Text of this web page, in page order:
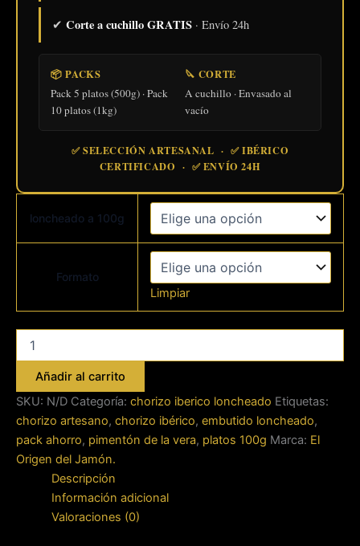
✔ Corte a cuchillo GRATIS · Envío 24h
📦 PACKS
Pack 5 platos (500g) · Pack
10 platos (1kg)
🔪 CORTE
A cuchillo · Envasado al
vacío
✅ SELECCIÓN ARTESANAL · ✅ IBÉRICO
CERTIFICADO · ✅ ENVÍO 24H
loncheado a 100g
Formato
Limpiar
Ibérico
cantidad
Añadir al carrito
SKU: N/D Categoría: chorizo iberico loncheado Etiquetas:
chorizo artesano, chorizo ibérico, embutido loncheado,
pack ahorro, pimentón de la vera, platos 100g Marca: El
Origen del Jamón.
Descripción
Información adicional
Valoraciones (0)